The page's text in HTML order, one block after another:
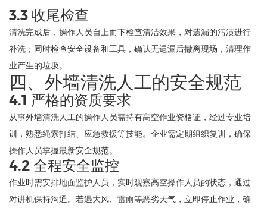
3.3 收尾检查
清洗完成后，操作人员自上而下检查清洁效果，对遗漏的污渍进行
补洗；同时检查安全设备和工具，确认无遗漏后撤离现场，清理作
业产生的垃圾。
四、外墙清洗人工的安全规范
4.1 严格的资质要求
从事外墙清洗人工的操作人员需持有高空作业资格证，经过专业培
训，熟悉绳索打结、应急救援等技能。企业需定期组织复训，确保
操作人员掌握最新安全规范。
4.2 全程安全监控
作业时需安排地面监护人员，实时观察高空操作人员的状态，通过
对讲机保持沟通。若遇大风、雷雨等恶劣天气，立即停止作业，确